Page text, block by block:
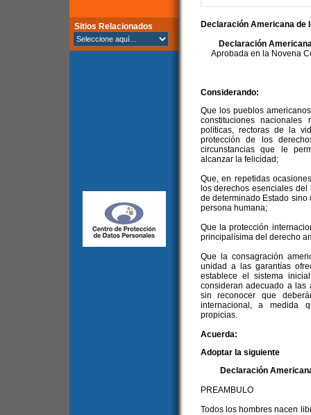
Sitios Relacionados
Declaración Americana de
Declaración
Aprobada en la Novena
Considerando:
Que los pueblos
constituciones
políticas, rectoras de la
protección de los
circunstancias que le
alcanzar la felicidad;
Que, en repetidas
los derechos esenciales
de determinado Estado
persona humana;
Que la protección
principalísima del derecho
Que la consagración
unidad a las garantías
establece el sistema
consideran adecuado a las
sin reconocer que
internacional, a medida
propicias.
Acuerda:
Adoptar la siguiente
Declaración
PREAMBULO
Todos los hombres nacen